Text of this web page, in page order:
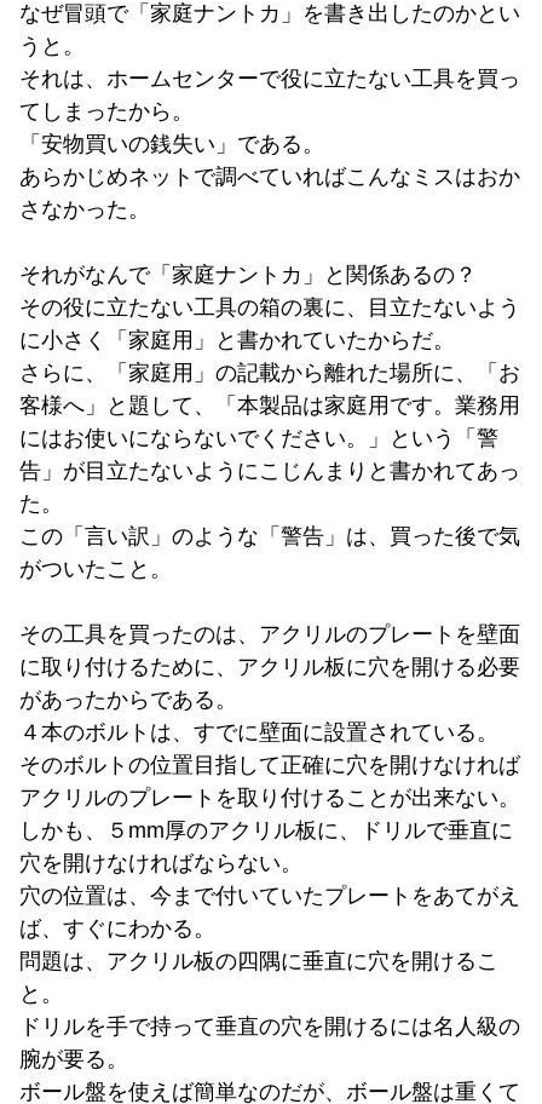
なぜ冒頭で「家庭ナントカ」を書き出したのかとい
うと。
それは、ホームセンターで役に立たない工具を買っ
てしまったから。
「安物買いの銭失い」である。
あらかじめネットで調べていればこんなミスはおか
さなかった。
それがなんで「家庭ナントカ」と関係あるの？
その役に立たない工具の箱の裏に、目立たないよう
に小さく「家庭用」と書かれていたからだ。
さらに、「家庭用」の記載から離れた場所に、「お
客様へ」と題して、「本製品は家庭用です。業務用
にはお使いにならないでください。」という「警
告」が目立たないようにこじんまりと書かれてあっ
た。
この「言い訳」のような「警告」は、買った後で気
がついたこと。
その工具を買ったのは、アクリルのプレートを壁面
に取り付けるために、アクリル板に穴を開ける必要
があったからである。
４本のボルトは、すでに壁面に設置されている。
そのボルトの位置目指して正確に穴を開けなければ
アクリルのプレートを取り付けることが出来ない。
しかも、５mm厚のアクリル板に、ドリルで垂直に
穴を開けなければならない。
穴の位置は、今まで付いていたプレートをあてがえ
ば、すぐにわかる。
問題は、アクリル板の四隅に垂直に穴を開けるこ
と。
ドリルを手で持って垂直の穴を開けるには名人級の
腕が要る。
ボール盤を使えば簡単なのだが、ボール盤は重くて